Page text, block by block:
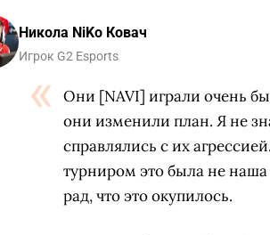
Никола NiKo Ковач
Игрок G2 Esports
Они [NAVI] играли очень
они изменили план. Я не
справлялись с их
турниром это была не
рад, что это окупилось.